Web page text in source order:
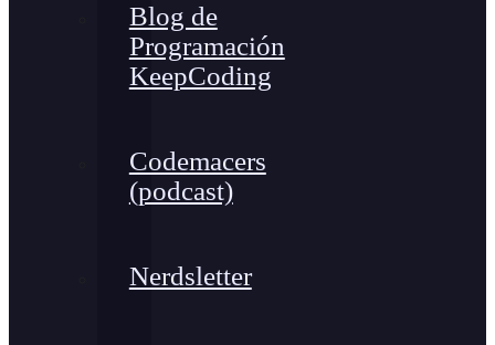
Blog de
Programación
KeepCoding
Codemacers
(podcast)
Nerdsletter